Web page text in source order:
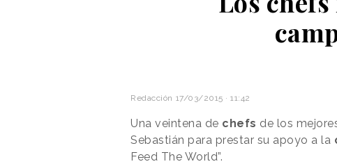
Redacción 17/03/2015 · 11:42
Una veintena de chefs de los
Sebastián para prestar su apoyo a la
Feed The World”.